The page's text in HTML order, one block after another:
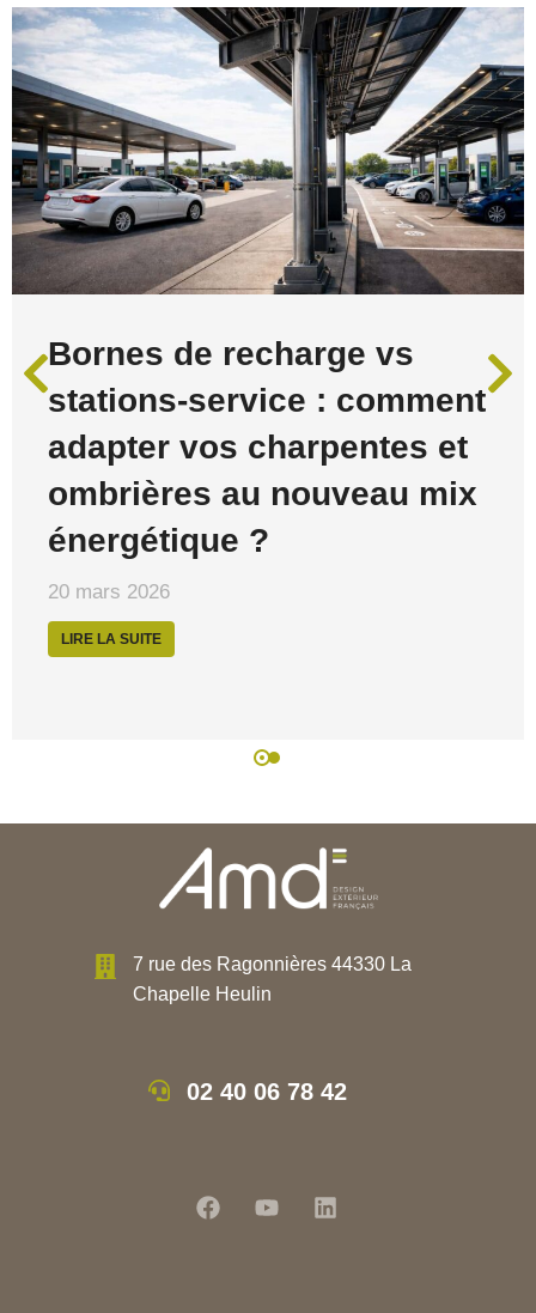
Bornes de recharge vs
stations-service : comment
adapter vos charpentes et
ombrières au nouveau mix
énergétique ?
20 mars 2026
LIRE LA SUITE
7 rue des Ragonnières 44330 La
Chapelle Heulin
02 40 06 78 42